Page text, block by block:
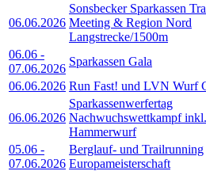
06.06.2026
Sonsbecker Sparkassen
Meeting & Region Nord
Langstrecke/1500m
06.06 -
07.06.2026
Sparkassen Gala
06.06.2026 Run Fast! und LVN Wurf
06.06.2026
Sparkassenwerfertag
Nachwuchswettkampf
Hammerwurf
05.06 -
07.06.2026
Berglauf- und Trailrunning
Europameisterschaft